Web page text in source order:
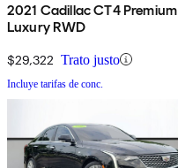
2021 Cadillac CT4 Premium
Luxury RWD
$29,322 Trato justo
Incluye tarifas de conc.